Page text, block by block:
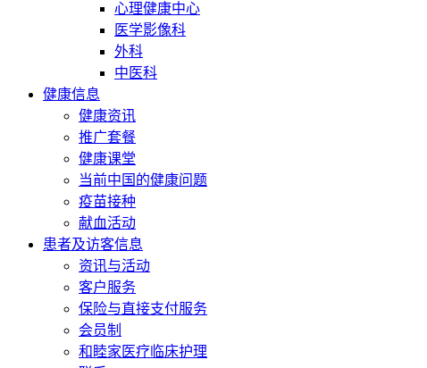
心理健康中心
医学影像科
外科
中医科
健康信息
健康资讯
推广套餐
健康课堂
当前中国的健康问题
疫苗接种
献血活动
患者及访客信息
资讯与活动
客户服务
保险与直接支付服务
会员制
和睦家医疗临床护理